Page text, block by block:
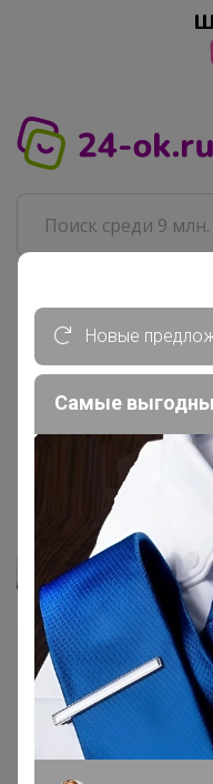
Главная
СП125 Royal bush ☘
Сухофрукты
Курага высший сорт,
Леныра
Новые
Самые